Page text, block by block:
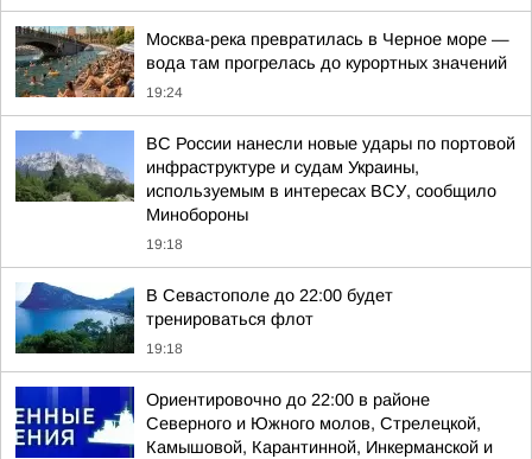
Москва-река превратилась в Черное море —
вода там прогрелась до курортных значений
19:24
ВС России нанесли новые удары по портовой
инфраструктуре и судам Украины,
используемым в интересах ВСУ, сообщило
Минобороны
19:18
В Севастополе до 22:00 будет
тренироваться флот
19:18
Ориентировочно до 22:00 в районе
Северного и Южного молов, Стрелецкой,
Камышовой, Карантинной, Инкерманской и